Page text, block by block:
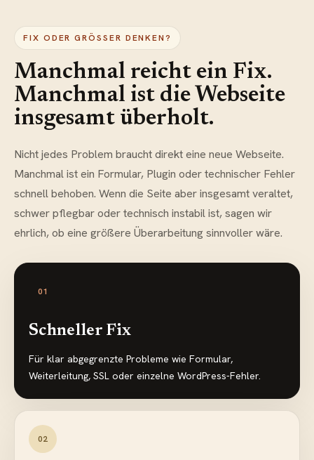
FIX ODER GRÖSSER DENKEN?
Manchmal reicht ein Fix.
Manchmal ist die Webseite
insgesamt überholt.
Nicht jedes Problem braucht direkt eine neue Webseite.
Manchmal ist ein Formular, Plugin oder technischer Fehler
schnell behoben. Wenn die Seite aber insgesamt veraltet,
schwer pflegbar oder technisch instabil ist, sagen wir
ehrlich, ob eine größere Überarbeitung sinnvoller wäre.
01
Schneller Fix
Für klar abgegrenzte Probleme wie Formular,
Weiterleitung, SSL oder einzelne WordPress-Fehler.
02